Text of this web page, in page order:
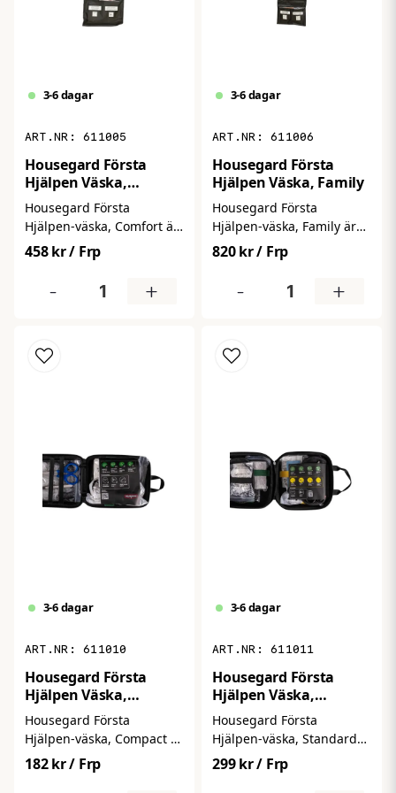
3-6 dagar
611005
Housegard Första
Hjälpen Väska,
Comfort
Housegard Första
Hjälpen‑väska, Comfort är
en välutrustad första
hjälpen‑väska fylld med
noggrant utvalt
förbandsmaterial för att
större olycksfall. Den
beredskap är viktiga.
458 kr/ Frp
- +
3-6 dagar
611006
Housegard Första
Hjälpen Väska, Family
Housegard Första
Hjälpen‑väska, Family är
en komplett och
lättöverskådlig första
hjälpen‑väska anpassad
för familjens behov. Den
förbandsmaterial och
hemmet, på resan eller i
fritidssammanhang.
820 kr/ Frp
- +
3-6 dagar
611010
Housegard Första
Hjälpen Väska,
Compact
Housegard Första
Hjälpen‑väska, Compact är
en smart och lättförvarad
första hjälpen‑väska med
182 kr/ Frp
3-6 dagar
611011
Housegard Första
Hjälpen Väska,
Standard
Housegard Första
Hjälpen‑väska, Standard
är ett välbalanserat och
lättanvänt första
299 kr/ Frp